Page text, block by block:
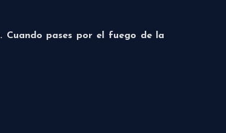
pases por el fuego de la